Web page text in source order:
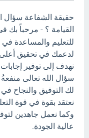
حقيقة الشفاعة سؤال
القيامة ؟ - مرحباً بك
للتعليم والمساعدة
لدعمك في تحقيق أعلى
نهدف إلى توفير
سؤال الله تعالى منفعةُ
لك التوفيق والنجاح في
نعتقد بقوة في قوة
وكما نعمل جاهدين
عالية الجودة.